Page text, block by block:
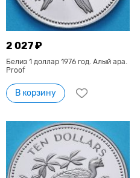
2 027 ₽
Белиз 1 доллар 1976 год. Алый ара.
Proof
В корзину